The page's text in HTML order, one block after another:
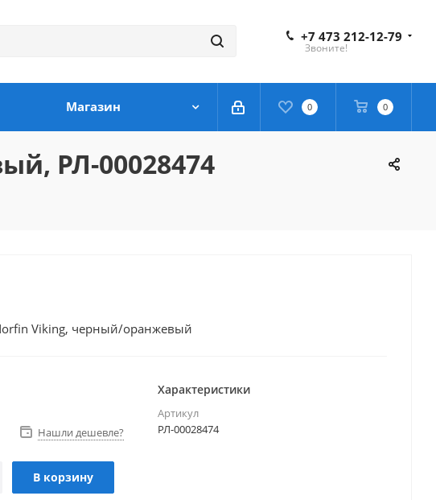
+7 473 212-12-79
Звоните!
0 0
Магазин
РЛ-00028474
Viking, черный/оранжевый
Нашли дешевле?
В корзину
Характеристики
Артикул
РЛ-00028474